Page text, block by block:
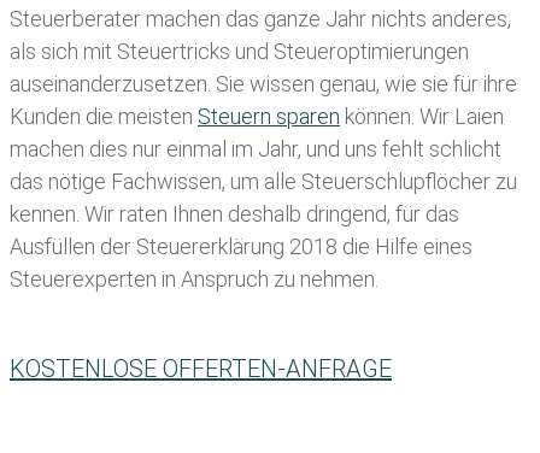
Steuerberater machen das ganze Jahr nichts anderes,
als sich mit Steuertricks und Steueroptimierungen
auseinanderzusetzen. Sie wissen genau, wie sie für ihre
Kunden die meisten Steuern sparen können. Wir Laien
machen dies nur einmal im Jahr, und uns fehlt schlicht
das nötige Fachwissen, um alle Steuerschlupflöcher zu
kennen. Wir raten Ihnen deshalb dringend, für das
Ausfüllen der Steuererklärung 2018 die Hilfe eines
Steuerexperten in Anspruch zu nehmen.
KOSTENLOSE OFFERTEN-ANFRAGE